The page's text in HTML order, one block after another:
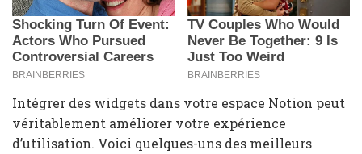
Intégrer des widgets dans votre espace Notion peut
véritablement améliorer votre expérience
d’utilisation. Voici quelques-uns des meilleurs